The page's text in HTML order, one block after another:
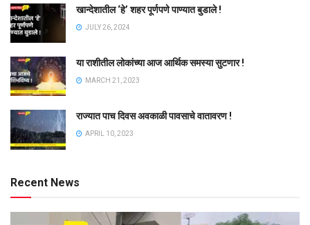
खान्देशातील ‘हे’ शहर पूर्णपणे पाण्यात बुडाले !
JULY 26, 2024
या राशीतील लोकांच्या आज आर्थिक समस्या सुटणार !
MARCH 21, 2023
राज्यात पाच दिवस अवकाळी पावसाचे वातावरण !
APRIL 10, 2023
Recent News